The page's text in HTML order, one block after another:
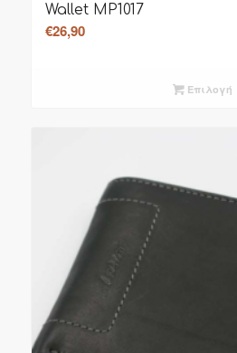
Wallet MP1017
€26,90
Επιλογή